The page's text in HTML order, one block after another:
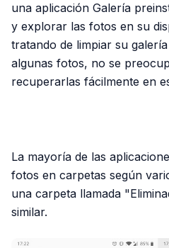
una aplicación Galería
y explorar las fotos en su
tratando de limpiar su
algunas fotos, no se
recuperarlas fácilmente en
La mayoría de las
fotos en carpetas según
una carpeta llamada
similar.